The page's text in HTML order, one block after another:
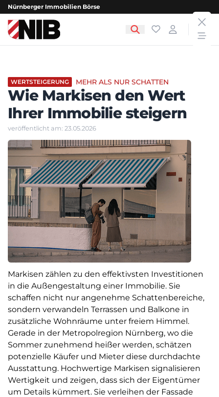
Nürnberger Immobilien Börse
NIB - Nürnberger Immobilien Börse Favoriten
Login
WERTSTEIGERUNG MEHR ALS NUR SCHATTEN
Wie Markisen den Wert
Ihrer Immobilie steigern
veröffentlicht am: 23.05.2026
Markisen zählen zu den effektivsten Investitionen
in die Außengestaltung einer Immobilie. Sie
schaffen nicht nur angenehme Schattenbereiche,
sondern verwandeln Terrassen und Balkone in
zusätzliche Wohnräume unter freiem Himmel.
Gerade in der Metropolregion Nürnberg, wo die
Sommer zunehmend heißer werden, schätzen
potenzielle Käufer und Mieter diese durchdachte
Ausstattung. Hochwertige Markisen signalisieren
Wertigkeit und zeigen, dass sich der Eigentümer
um Details kümmert. Sie verleihen der Fassade